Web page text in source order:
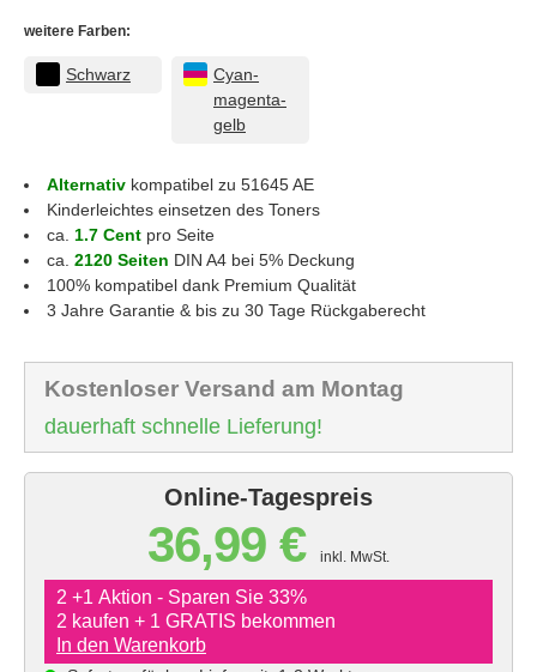
weitere Farben:
Schwarz
Cyan-
magenta-
gelb
Alternativ kompatibel zu 51645 AE
Kinderleichtes einsetzen des Toners
ca. 1.7 Cent pro Seite
ca. 2120 Seiten DIN A4 bei 5% Deckung
100% kompatibel dank Premium Qualität
3 Jahre Garantie & bis zu 30 Tage Rückgaberecht
Kostenloser Versand am Montag
dauerhaft schnelle Lieferung!
Online-Tagespreis
36,99 € inkl. MwSt.
2 +1 Aktion - Sparen Sie 33%
2 kaufen + 1 GRATIS bekommen
In den Warenkorb